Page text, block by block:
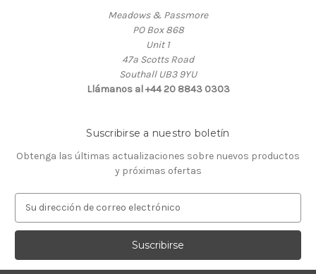
Meadows & Passmore
PO Box 868
Unit 1
47a Scotts Road
Southall UB3 9YU
Llámanos al +44 20 8843 0303
Suscribirse a nuestro boletín
Obtenga las últimas actualizaciones sobre nuevos productos
y próximas ofertas
r
c